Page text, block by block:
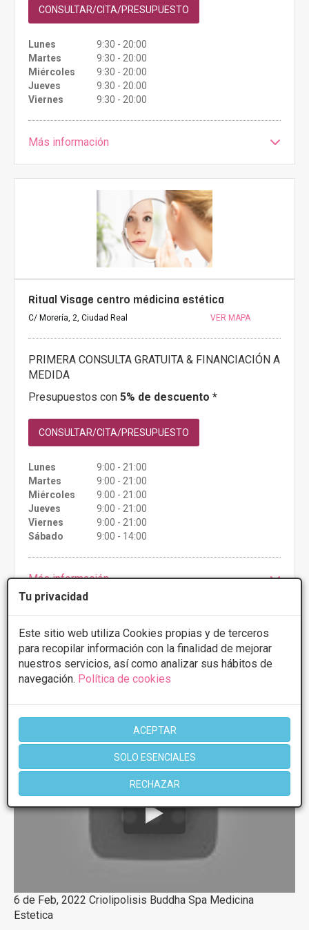
Tu privacidad
Este sitio web utiliza Cookies propias y de terceros
para recopilar información con la finalidad de mejorar
nuestros servicios, así como analizar sus hábitos de
navegación. Política de cookies
ACEPTAR
SOLO ESENCIALES
RECHAZAR
CONSULTAR/CITA/PRESUPUESTO
Lunes
9:30 - 20:00
Martes
9:30 - 20:00
Miércoles
9:30 - 20:00
Jueves
9:30 - 20:00
Viernes
9:30 - 20:00
Más información
Ritual Visage centro médicina estética
C/ Morería, 2, Ciudad Real VER MAPA
PRIMERA CONSULTA GRATUITA & FINANCIACIÓN A
MEDIDA
Presupuestos con 5% de descuento *
CONSULTAR/CITA/PRESUPUESTO
Lunes
9:00 - 21:00
Martes
9:00 - 21:00
Miércoles
9:00 - 21:00
Jueves
9:00 - 21:00
Viernes
9:00 - 21:00
Sábado
9:00 - 14:00
Más información
1 de 1
VideosCriolipólisis
6 de Feb, 2022 Criolipolisis Buddha Spa Medicina
Estetica